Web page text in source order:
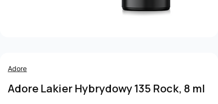
Adore
Adore Lakier Hybrydowy 135 Rock, 8 ml